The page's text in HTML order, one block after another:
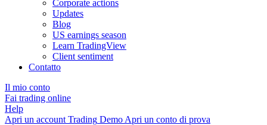
Corporate actions
Updates
Blog
US earnings season
Learn TradingView
Client sentiment
Contatto
Il mio conto
Fai trading online
Help
Apri un account Trading Demo Apri un conto di prova